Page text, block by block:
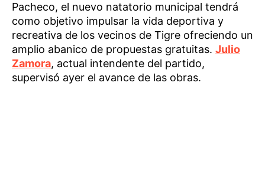
Pacheco, el nuevo natatorio municipal tendrá
como objetivo impulsar la vida deportiva y
recreativa de los vecinos de Tigre ofreciendo un
amplio abanico de propuestas gratuitas. Julio
Zamora, actual intendente del partido,
supervisó ayer el avance de las obras.